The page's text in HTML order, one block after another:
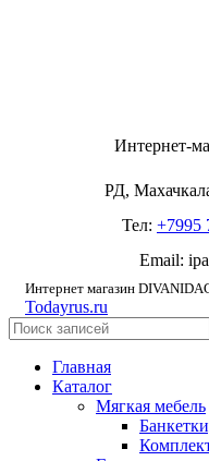
Интернет-
РД,
Тел: +7995
Email:
Интернет магазин
Todayrus.ru
Главная
Каталог
Мягкая мебель